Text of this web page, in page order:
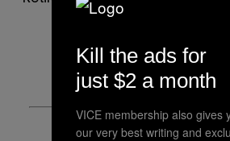
Kill the ads for
just $2 a month
VICE membership also gives
our very best writing and